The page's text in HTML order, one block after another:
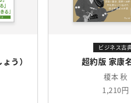
う）
ビジネス古典
超約版 家康
榎本 秋
1,210円